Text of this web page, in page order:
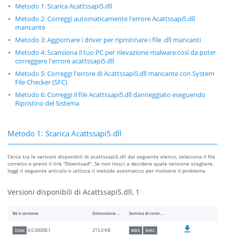
Metodo 1: Scarica Acattssapi5.dll
Metodo 2: Correggi automaticamente l'errore Acattssapi5.dll
mancante
Metodo 3: Aggiornare i driver per ripristinare i file .dll mancanti
Metodo 4: Scansiona il tuo PC per rilevazione malware così da poter
correggere l'errore acattssapi5.dll
Metodo 5: Correggi l'errore di Acattssapi5.dll mancante con System
File Checker (SFC)
Metodo 6: Correggi il file Acattssapi5.dll danneggiato eseguendo
Ripristino del Sistema
Metodo 1: Scarica Acattssapi5.dll
Cerca tra le versioni disponibili di acattssapi5.dll dal seguente elenco, seleziona il file
corretto e premi il link "Download". Se non riesci a decidere quale versione scegliere,
leggi il seguente articolo o utilizza il metodo automatico per risolvere il problema
Versioni disponibili di Acattssapi5.dll, 1
Bit e versione Dimensione del file Somma di controllo
32bit 8.0.30008.1 215.0 KB MD5 SHA1